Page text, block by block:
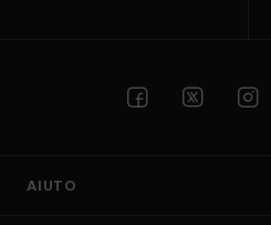
AIUTO